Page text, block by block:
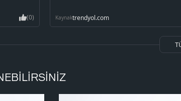
(0) Kaynaktrendyol.com